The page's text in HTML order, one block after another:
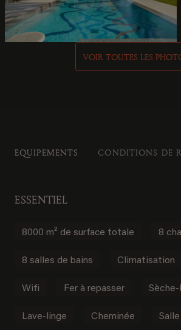
VOIR TOUTES LES
EQUIPEMENTS CONDITIONS DE
ESSENTIEL
8000 m² de surface totale 8
8 salles de bains Climatisation
Wifi Fer à repasser Sèche-
Lave-linge Cheminée